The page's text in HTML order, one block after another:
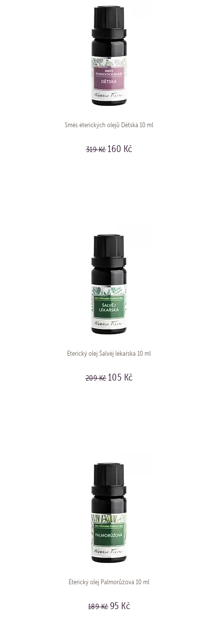
Směs éterických olejů Dětská 10 ml
319 Kč 160 Kč
Éterický olej Šalvěj lékařská 10 ml
209 Kč 105 Kč
Éterický olej Palmorůžová 10 ml
189 Kč 95 Kč